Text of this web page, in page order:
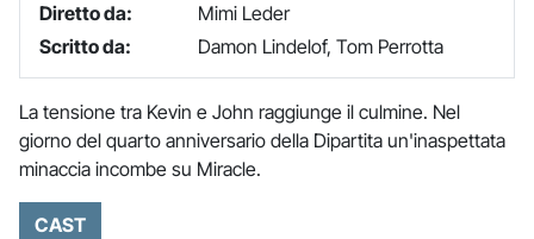
Diretto da:
Mimi Leder
Scritto da:
Damon Lindelof, Tom Perrotta
La tensione tra Kevin e John raggiunge il culmine. Nel
giorno del quarto anniversario della Dipartita un'inaspettata
minaccia incombe su Miracle.
CAST